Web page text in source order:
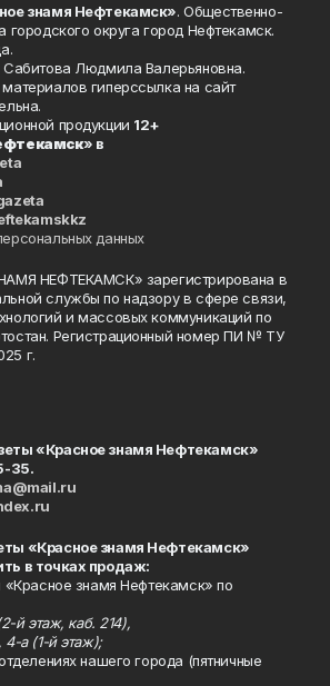
знамя Нефтекамск». Общественно-
городского округа город Нефтекамск.
Сабитова Людмила Валерьяновна.
гиперссылка на сайт
продукции 12+
» в
данных
НЕФТЕКАМСК» зарегистрирована в
службы по надзору в сфере связи,
и массовых коммуникаций по
Регистрационный номер ПИ № ТУ
г.
«Красное знамя Нефтекамск»
35.
«Красное знамя Нефтекамск»
в точках продаж:
«Красное знамя Нефтекамск» по
й этаж, каб. 214),
4-а (1-й этаж);
нашего города (пятничные